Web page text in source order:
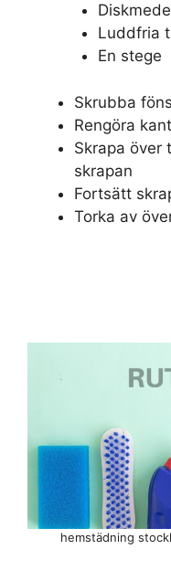
Luddfria
En stege
Skrubba
Rengöra
Skrapa över
skrapan
Fortsätt
Torka av
hemstädning